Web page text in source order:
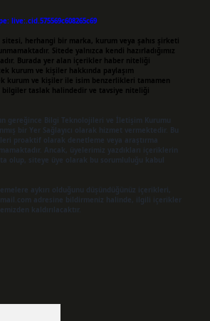
live:.cid.575569c608265c69
sitesi, herhangi bir marka, kurum veya şahıs şirketi
Sitede yalnızca kendi hazırladığımız
Burada yer alan içerikler haber niteliği
kurum ve kişiler hakkında paylaşım
kurum ve kişiler ile isim benzerlikleri tamamen
taslak halindedir ve tavsiye niteliği
gereğince Bilgi Teknolojileri ve İletişim Kurumu
bir Yer Sağlayıcı olarak hizmet vermektedir. Bu
proaktif olarak denetleme veya araştırma
Ancak, üyelerimiz yazdıkları içeriklerin
olup, siteye üye olarak bu sorumluluğu kabul
aykırı olduğunu düşündüğünüz içerikleri,
adresine bildirmeniz halinde, ilgili içerikler
kaldırılacaktır.